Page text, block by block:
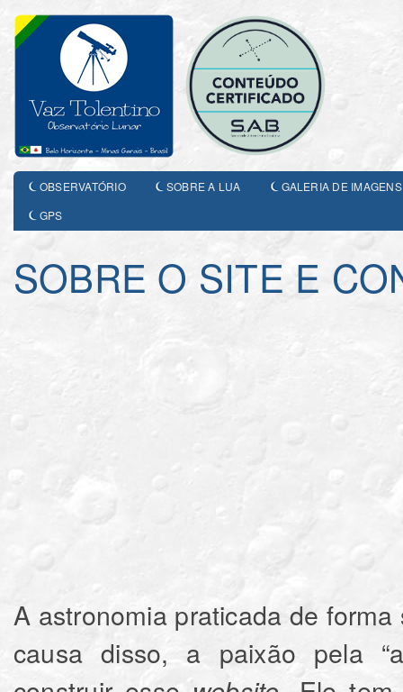
OBSERVATÓRIO SOBRE A LUA
GALERIA DE IMAGENS
GPS
SOBRE O SITE E
A astronomia praticada de
causa disso, a paixão pela